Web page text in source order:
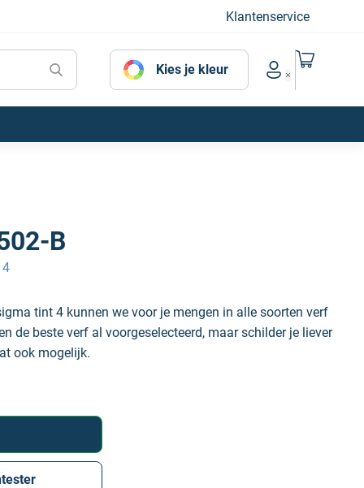
Klantenservice
Kies je kleur
Account menu
Naar mijn
B
tint 4 kunnen we voor je mengen in alle soorten verf
de beste verf al voorgeselecteerd, maar schilder je liever
ook mogelijk.